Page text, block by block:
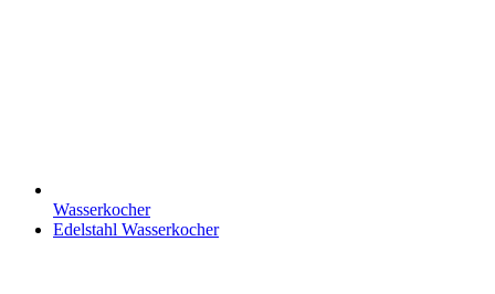
Wasserkocher
Edelstahl Wasserkocher